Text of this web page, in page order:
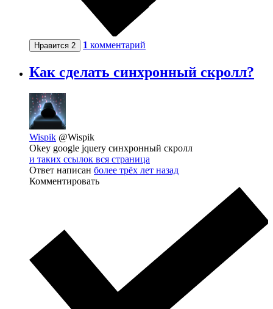
Нравится 2 1 комментарий
Как сделать синхронный скролл?
Wispik @Wispik
Okey google jquery синхронный скролл
и таких ссылок вся страница
Ответ написан более трёх лет назад
Комментировать